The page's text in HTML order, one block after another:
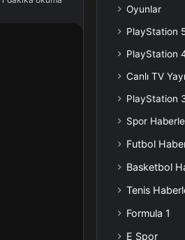
Oyunlar
PlayStation
PlayStation
Canlı TV
PlayStation
Spor
Futbol
Basketbol
Tenis
Formula 1
E Spor